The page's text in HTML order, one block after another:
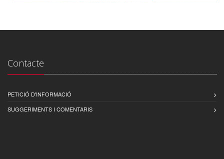
Contacte
PETICIÓ D'INFORMACIÓ
SUGGERIMENTS I COMENTARIS